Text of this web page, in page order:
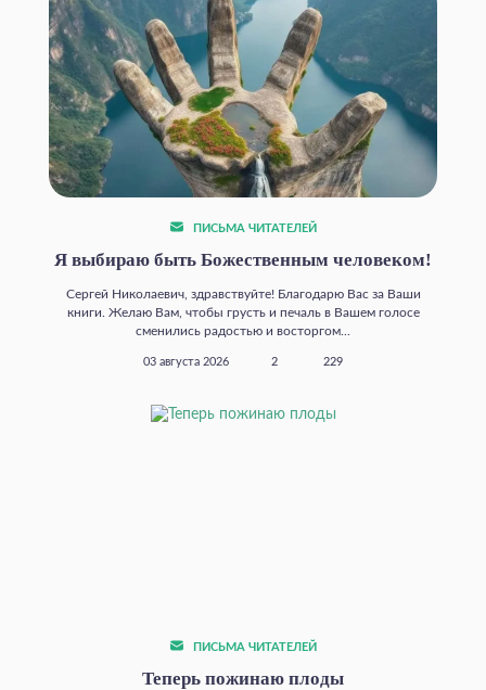
ПИСЬМА ЧИТАТЕЛЕЙ
Я выбираю быть Божественным человеком!
Сергей Николаевич, здравствуйте! Благодарю Вас за Ваши
книги. Желаю Вам, чтобы грусть и печаль в Вашем голосе
сменились радостью и восторгом...
03 августа 2026 2 229
ПИСЬМА ЧИТАТЕЛЕЙ
Теперь пожинаю плоды